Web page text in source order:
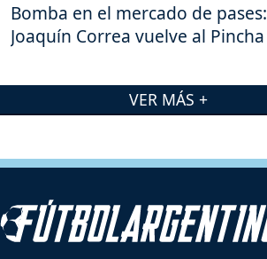
Bomba en el mercado de pases:
Joaquín Correa vuelve al Pincha
VER MÁS +